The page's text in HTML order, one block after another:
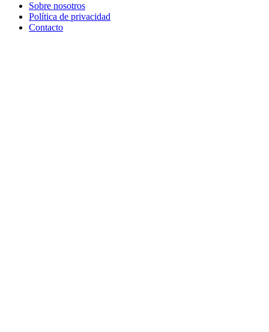
Sobre nosotros
Política de privacidad
Contacto